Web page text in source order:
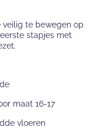
veilig te bewegen op
stapjes met
maat 16-17
vloeren